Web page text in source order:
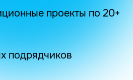
проекты по 20+
подрядчиков